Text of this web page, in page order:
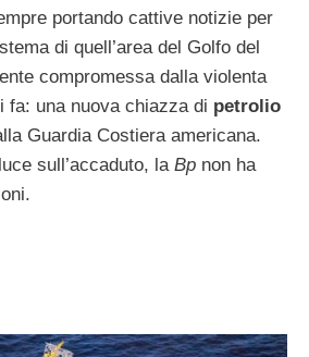
portando cattive notizie per
di quell’area del Golfo del
compromessa dalla violenta
fa: una nuova chiazza di petrolio
Guardia Costiera americana.
sull’accaduto, la Bp non ha